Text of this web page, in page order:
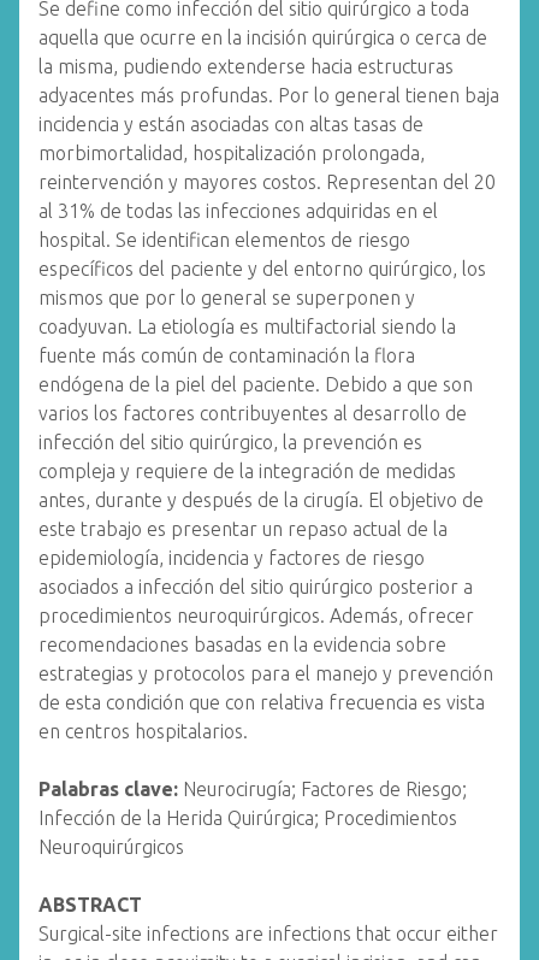
Se define como infección del sitio quirúrgico a toda
aquella que ocurre en la incisión quirúrgica o cerca de
la misma, pudiendo extenderse hacia estructuras
adyacentes más profundas. Por lo general tienen baja
incidencia y están asociadas con altas tasas de
morbimortalidad, hospitalización prolongada,
reintervención y mayores costos. Representan del 20
al 31% de todas las infecciones adquiridas en el
hospital. Se identifican elementos de riesgo
específicos del paciente y del entorno quirúrgico, los
mismos que por lo general se superponen y
coadyuvan. La etiología es multifactorial siendo la
fuente más común de contaminación la flora
endógena de la piel del paciente. Debido a que son
varios los factores contribuyentes al desarrollo de
infección del sitio quirúrgico, la prevención es
compleja y requiere de la integración de medidas
antes, durante y después de la cirugía. El objetivo de
este trabajo es presentar un repaso actual de la
epidemiología, incidencia y factores de riesgo
asociados a infección del sitio quirúrgico posterior a
procedimientos neuroquirúrgicos. Además, ofrecer
recomendaciones basadas en la evidencia sobre
estrategias y protocolos para el manejo y prevención
de esta condición que con relativa frecuencia es vista
en centros hospitalarios.
Palabras clave: Neurocirugía; Factores de Riesgo;
Infección de la Herida Quirúrgica; Procedimientos
Neuroquirúrgicos
ABSTRACT
Surgical-site infections are infections that occur either